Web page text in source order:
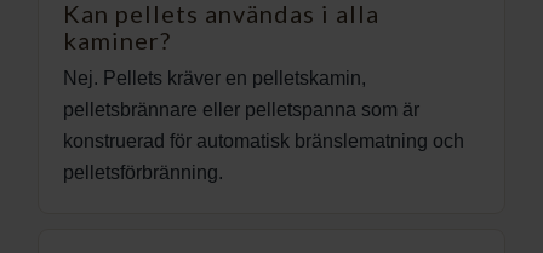
Kan pellets användas i alla
kaminer?
Nej. Pellets kräver en pelletskamin,
pelletsbrännare eller pelletspanna som är
konstruerad för automatisk bränslematning och
pelletsförbränning.